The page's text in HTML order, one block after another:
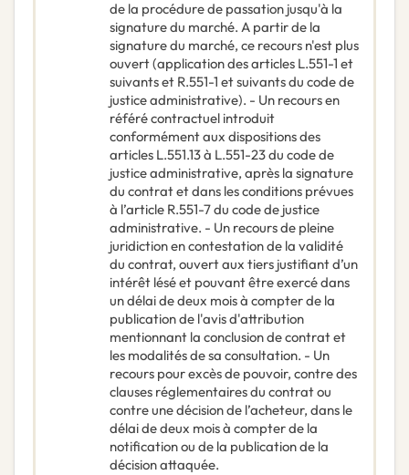
de la procédure de passation jusqu'à la
signature du marché. A partir de la
signature du marché, ce recours n'est plus
ouvert (application des articles L.551-1 et
suivants et R.551-1 et suivants du code de
justice administrative). - Un recours en
référé contractuel introduit
conformément aux dispositions des
articles L.551.13 à L.551-23 du code de
justice administrative, après la signature
du contrat et dans les conditions prévues
à l’article R.551-7 du code de justice
administrative. - Un recours de pleine
juridiction en contestation de la validité
du contrat, ouvert aux tiers justifiant d’un
intérêt lésé et pouvant être exercé dans
un délai de deux mois à compter de la
publication de l'avis d'attribution
mentionnant la conclusion de contrat et
les modalités de sa consultation. - Un
recours pour excès de pouvoir, contre des
clauses réglementaires du contrat ou
contre une décision de l’acheteur, dans le
délai de deux mois à compter de la
notification ou de la publication de la
décision attaquée.